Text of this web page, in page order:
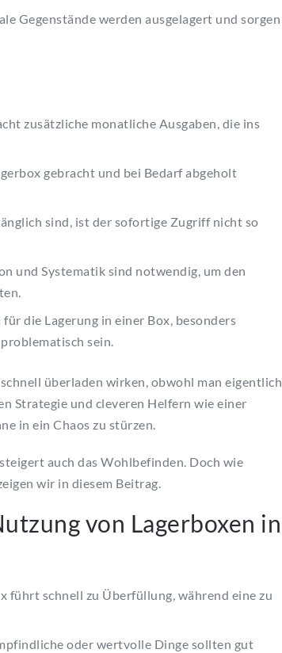
Gegenstände werden ausgelagert und sorgen
zusätzliche monatliche Ausgaben, die ins
gebracht und bei Bedarf abgeholt
sind, ist der sofortige Zugriff nicht so
und Systematik sind notwendig, um den
die Lagerung in einer Box, besonders
sein.
überladen wirken, obwohl man eigentlich
Strategie und cleveren Helfern wie einer
in ein Chaos zu stürzen.
auch das Wohlbefinden. Doch wie
wir in diesem Beitrag.
von Lagerboxen in
führt schnell zu Überfüllung, während eine zu
oder wertvolle Dinge sollten gut